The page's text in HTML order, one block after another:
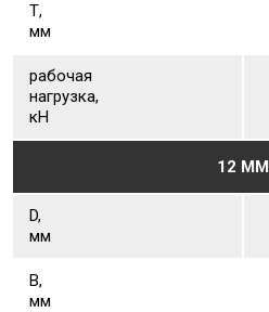
Т,
мм
рабочая
нагрузка,
кН
12 ММ
D,
мм
В,
мм